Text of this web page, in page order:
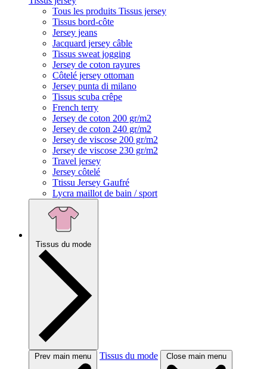
Tous les produits Tissus jersey
Tissus bord-côte
Jersey jeans
Jacquard jersey câble
Tissus sweat jogging
Jersey de coton rayures
Côtelé jersey ottoman
Jersey punta di milano
Tissus scuba crêpe
French terry
Jersey de coton 200 gr/m2
Jersey de coton 240 gr/m2
Jersey de viscose 200 gr/m2
Jersey de viscose 230 gr/m2
Travel jersey
Jersey côtelé
Ttissu Jersey Gaufré
Lycra maillot de bain / sport
Tissus du mode
Prev main menu Tissus du mode Close main menu